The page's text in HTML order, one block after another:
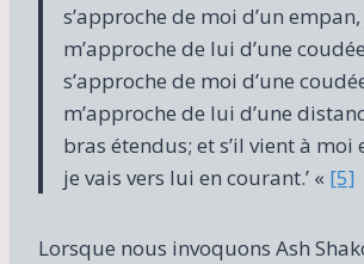
s’approche de moi d’un
m’approche de lui d’une
s’approche de moi d’une
m’approche de lui d’une
bras étendus; et s’il vient à moi
je vais vers lui en courant.’ « [5]
Lorsque nous invoquons Ash